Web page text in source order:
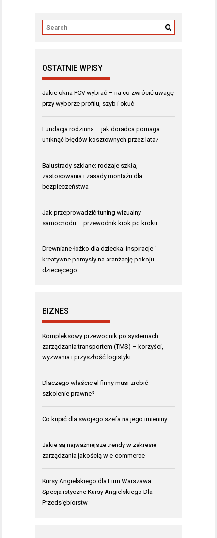
OSTATNIE WPISY
Jakie okna PCV wybrać – na co zwrócić uwagę
przy wyborze profilu, szyb i okuć
Fundacja rodzinna – jak doradca pomaga
uniknąć błędów kosztownych przez lata?
Balustrady szklane: rodzaje szkła,
zastosowania i zasady montażu dla
bezpieczeństwa
Jak przeprowadzić tuning wizualny
samochodu – przewodnik krok po kroku
Drewniane łóżko dla dziecka: inspiracje i
kreatywne pomysły na aranżację pokoju
dziecięcego
BIZNES
Kompleksowy przewodnik po systemach
zarządzania transportem (TMS) – korzyści,
wyzwania i przyszłość logistyki
Dlaczego właściciel firmy musi zrobić
szkolenie prawne?
Co kupić dla swojego szefa na jego imieniny
Jakie są najważniejsze trendy w zakresie
zarządzania jakością w e-commerce
Kursy Angielskiego dla Firm Warszawa:
Specjalistyczne Kursy Angielskiego Dla
Przedsiębiorstw